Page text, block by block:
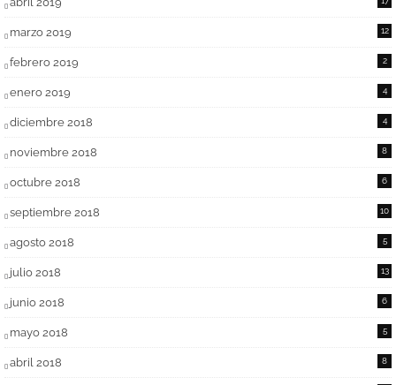
marzo 2019 12
febrero 2019 2
enero 2019 4
diciembre 2018 4
noviembre 2018 8
octubre 2018 6
septiembre 2018 10
agosto 2018 5
julio 2018 13
junio 2018 6
mayo 2018 5
abril 2018 8